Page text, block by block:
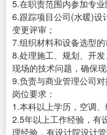
5.在职责范围内参加专业
6.跟踪项目公司(水暖)设
变更评审；
7.组织材料和设备选型的
8.处理施工、规划、开
现场的技术问题，确保
9.负责与商业管理公司对
岗位要求：
1.本科以上学历，空调
2.5年以上工作经验，有
理经验，有设计院设计